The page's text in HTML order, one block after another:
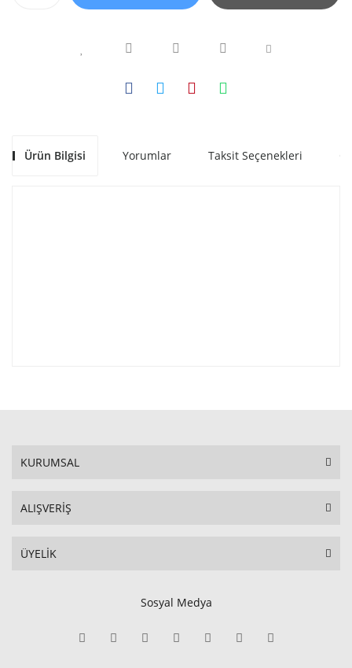
Ürün Bilgisi Yorumlar Taksit Seçenekleri
KURUMSAL
ALIŞVERİŞ
ÜYELİK
Sosyal Medya